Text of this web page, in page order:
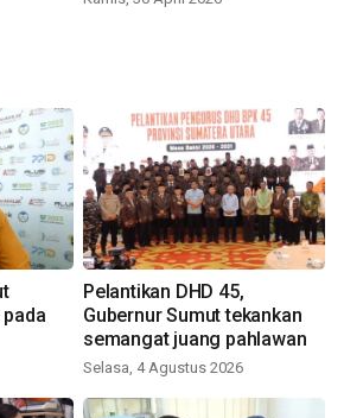
Pelantikan DHD 45,
Gubernur Sumut tekankan
semangat juang pahlawan
Selasa, 4 Agustus 2026